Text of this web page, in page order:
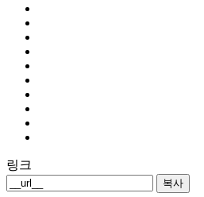
링크
복사